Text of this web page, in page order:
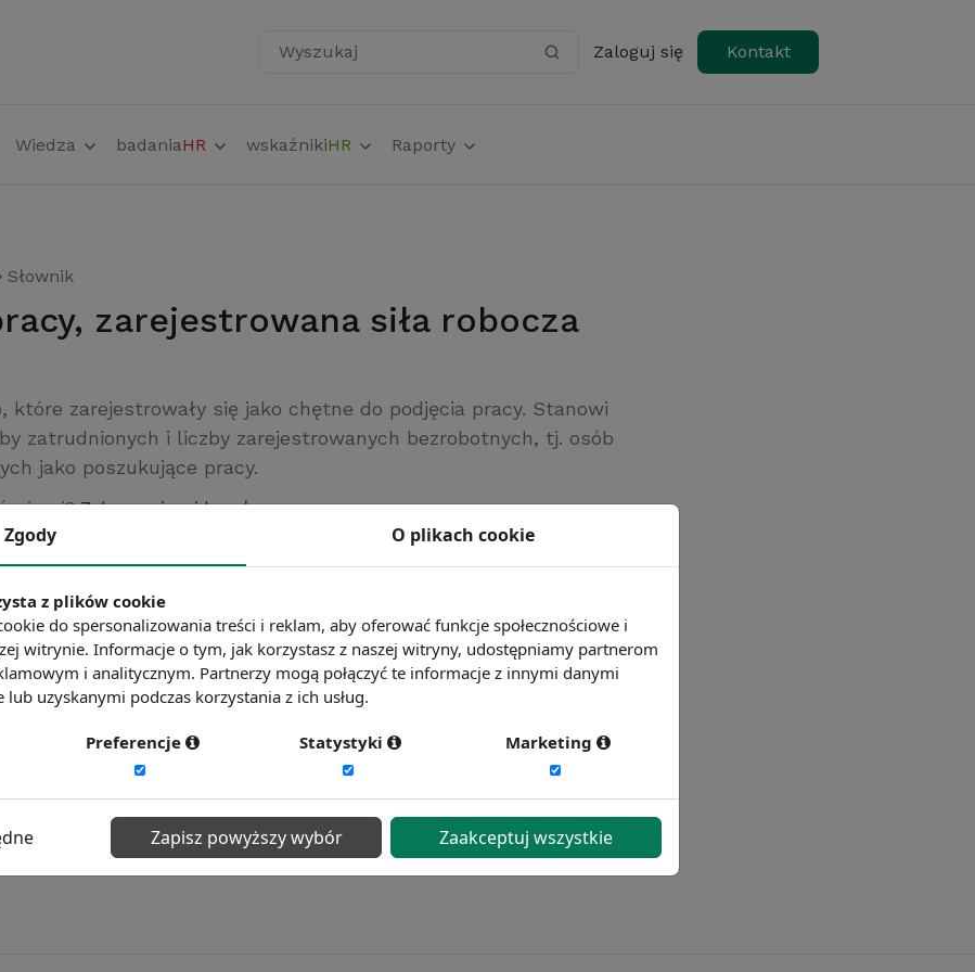
Wyszukaj Zaloguj się Kontakt
Wiedza badaniaHR wskaźnikiHR Raporty
Słownik
zarejestrowana siła robocza
które zarejestrowały się jako chętne do podjęcia pracy. Stanowi
zatrudnionych i liczby zarejestrowanych bezrobotnych, tj. osób
jako poszukujące pracy.
więcej?Zobacz więcej haseł
Zgody O plikach cookie
z plików cookie
do spersonalizowania treści i reklam, aby oferować funkcje społecznościowe i
witrynie. Informacje o tym, jak korzystasz z naszej witryny, udostępniamy partnerom
i analitycznym. Partnerzy mogą połączyć te informacje z innymi danymi
uzyskanymi podczas korzystania z ich usług.
Preferencje Statystyki Marketing
Zapisz powyższy wybór Zaakceptuj wszystkie